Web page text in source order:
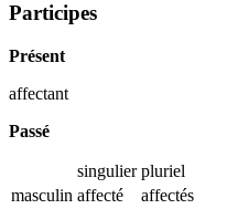
Participes
Présent
affectant
Passé
singulier pluriel
masculin affecté
affectés